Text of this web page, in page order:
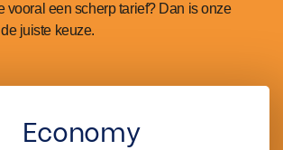
vooral een scherp tarief? Dan is onze
juiste keuze.
Economy